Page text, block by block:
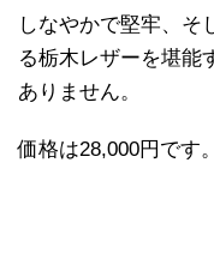
しなやかで堅牢、そ
る栃木レザーを堪能
ありません。
価格は28,000円です。